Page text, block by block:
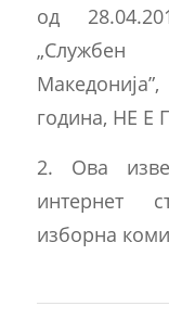
од
„Службен
година, HE
2. Ова
интернет
изборна